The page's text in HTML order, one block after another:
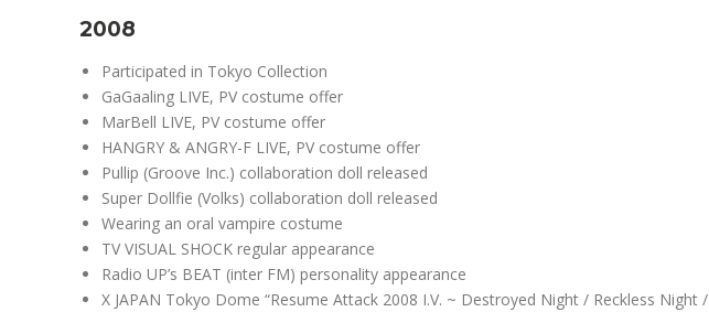
2008
Participated in Tokyo Collection
GaGaaling LIVE, PV costume offer
MarBell LIVE, PV costume offer
HANGRY & ANGRY-F LIVE, PV costume offer
Pullip (Groove Inc.) collaboration doll released
Super Dollfie (Volks) collaboration doll released
Wearing an oral vampire costume
TV VISUAL SHOCK regular appearance
Radio UP’s BEAT (inter FM) personality appearance
X JAPAN Tokyo Dome “Resume Attack 2008 I.V. ~ Destroyed Night / Reckless Night /